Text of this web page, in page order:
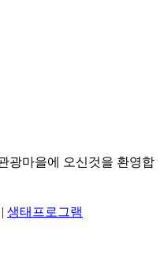
광마을에 오신것을 환영합
| 생태프로그램